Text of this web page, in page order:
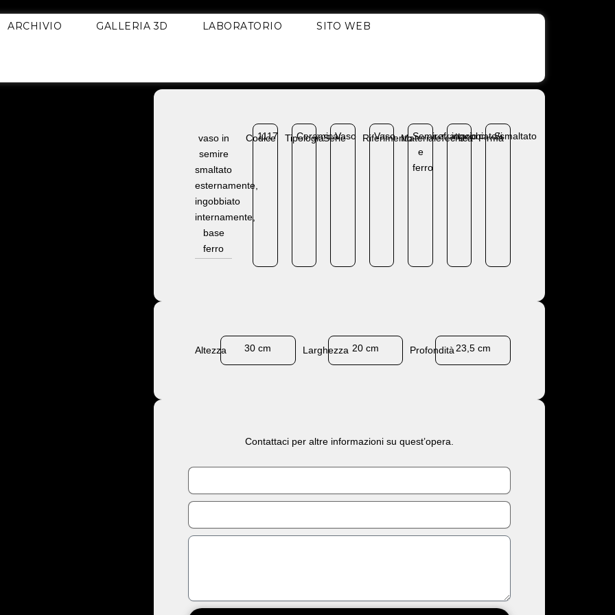
ARCHIVIO GALLERIA 3D LABORATORIO SITO WEB
vaso in
semire
smaltato
esternamente,
ingobbiato
internamente,
base
ferro
Codice
1117 Tipologia
Ceramica
SerieVaso Riferimento
Vaso Materiale
Semirefrattario
e
ferro
Tecnica
ingobbiato/smaltato
Firma
Si
Altezza 30 cm Larghezza 20 cm Profondità 23,5 cm
Contattaci per altre informazioni su quest’opera.
Nome
Email
Messaggio